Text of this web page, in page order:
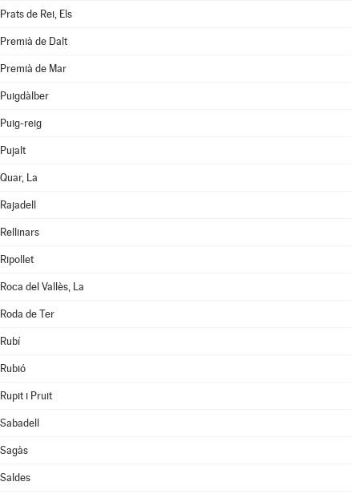
Prats de Rei, Els
Premià de Dalt
Premià de Mar
Puigdàlber
Puig-reig
Pujalt
Quar, La
Rajadell
Rellinars
Ripollet
Roca del Vallès, La
Roda de Ter
Rubí
Rubió
Rupit i Pruit
Sabadell
Sagàs
Saldes